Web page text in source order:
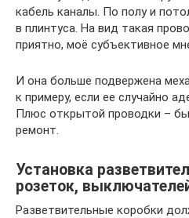
кабель каналы. По полу и
в плинтуса. На вид такая
приятно, моё субъективное
И она больше подвержена
к примеру, если ее случайно
Плюс открытой проводки –
ремонт.
Установка
розеток,
Разветвительные коробки